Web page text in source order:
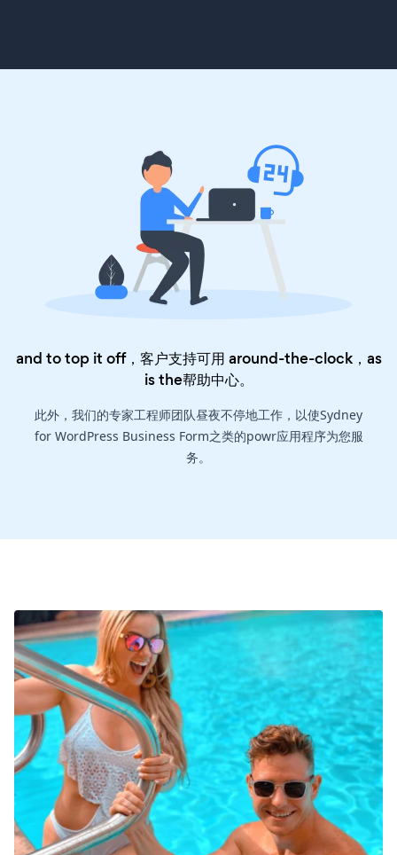
and to top it off，客户支持可用 around-the-clock，as
is the帮助中心。
此外，我们的专家工程师团队昼夜不停地工作，以使Sydney
for WordPress Business Form之类的powr应用程序为您服
务。